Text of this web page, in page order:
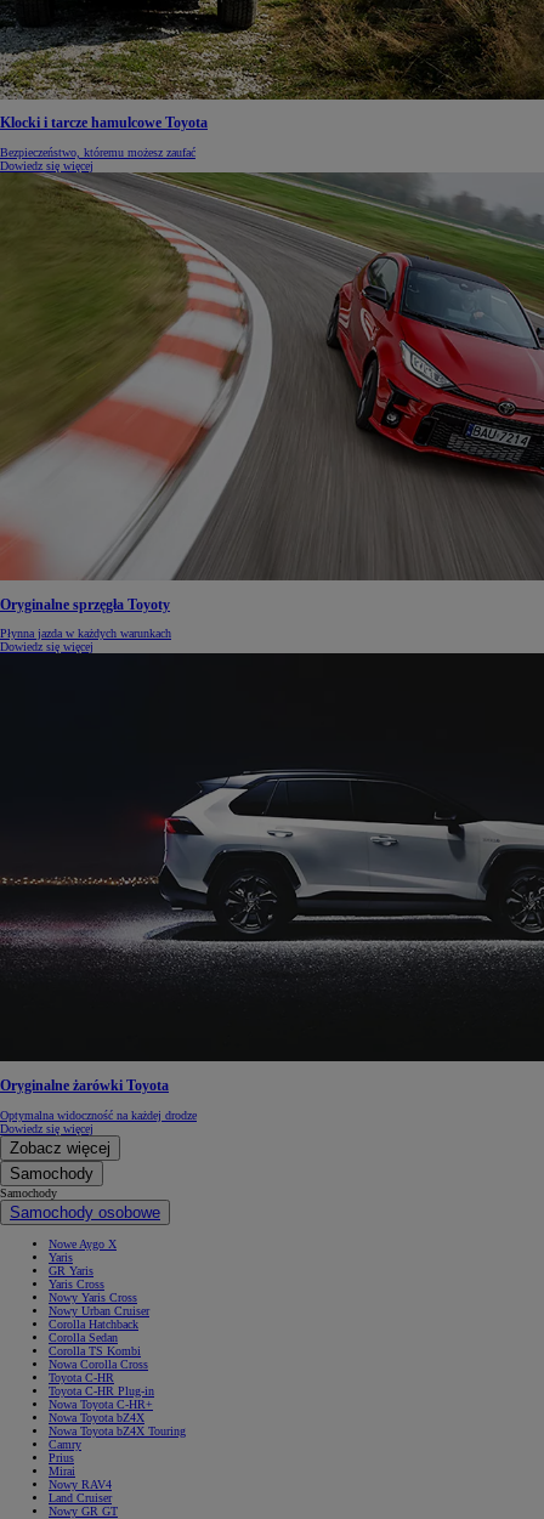
Klocki i tarcze hamulcowe Toyota
Bezpieczeństwo, któremu możesz zaufać
Dowiedz się więcej
Oryginalne sprzęgła Toyoty
Płynna jazda w każdych warunkach
Dowiedz się więcej
Oryginalne żarówki Toyota
Optymalna widoczność na każdej drodze
Dowiedz się więcej
Zobacz więcej
Samochody
Samochody
Samochody osobowe
Nowe Aygo X
Yaris
GR Yaris
Yaris Cross
Nowy Yaris Cross
Nowy Urban Cruiser
Corolla Hatchback
Corolla Sedan
Corolla TS Kombi
Nowa Corolla Cross
Toyota C-HR
Toyota C-HR Plug-in
Nowa Toyota C-HR+
Nowa Toyota bZ4X
Nowa Toyota bZ4X Touring
Camry
Prius
Mirai
Nowy RAV4
Land Cruiser
Nowy GR GT